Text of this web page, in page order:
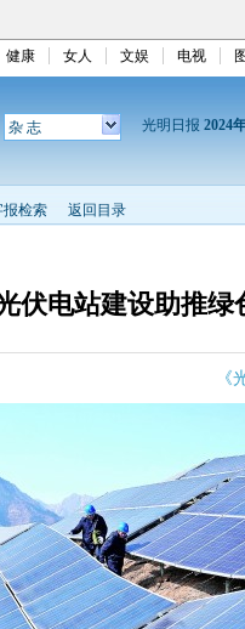
健康 女人 文娱 电视
杂 志 光明日报 2024
报检索 返回目录
伏电站建设助推绿
《